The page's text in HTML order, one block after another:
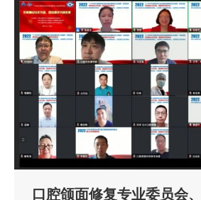
口腔颌面修复专业委员会